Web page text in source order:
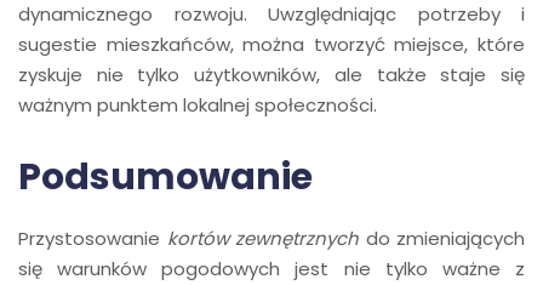
dynamicznego rozwoju. Uwzględniając potrzeby i
sugestie mieszkańców, można tworzyć miejsce, które
zyskuje nie tylko użytkowników, ale także staje się
ważnym punktem lokalnej społeczności.
Podsumowanie
Przystosowanie kortów zewnętrznych do zmieniających
się warunków pogodowych jest nie tylko ważne z